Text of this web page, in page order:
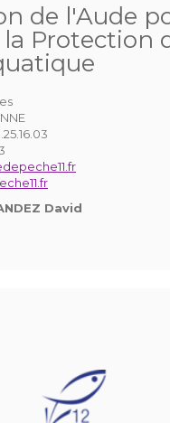
de l'Aude
la Protection
David